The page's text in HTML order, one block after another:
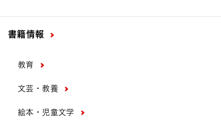
書籍情報
教育
文芸・教養
絵本・児童文学